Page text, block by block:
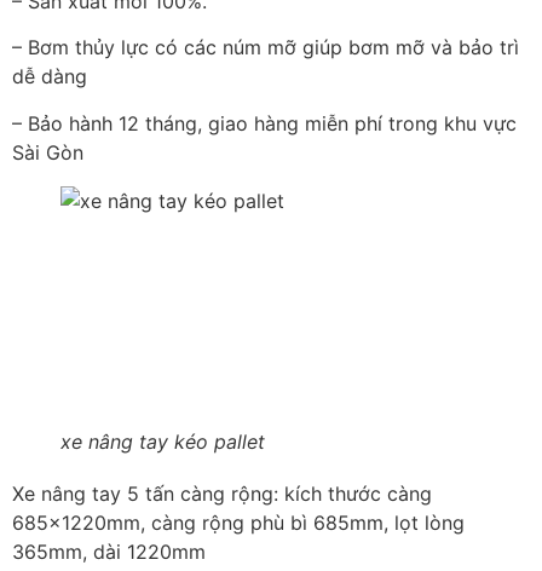
– Bơm thủy lực có các núm mỡ giúp bơm mỡ và bảo trì
dễ dàng
– Bảo hành 12 tháng, giao hàng miễn phí trong khu vực
Sài Gòn
xe nâng tay kéo pallet
Xe nâng tay 5 tấn càng rộng: kích thước càng
685x1220mm, càng rộng phù bì 685mm, lọt lòng
365mm, dài 1220mm